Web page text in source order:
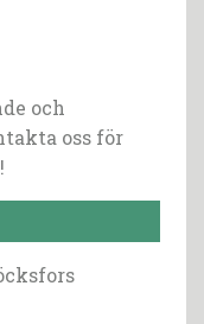
och
oss för